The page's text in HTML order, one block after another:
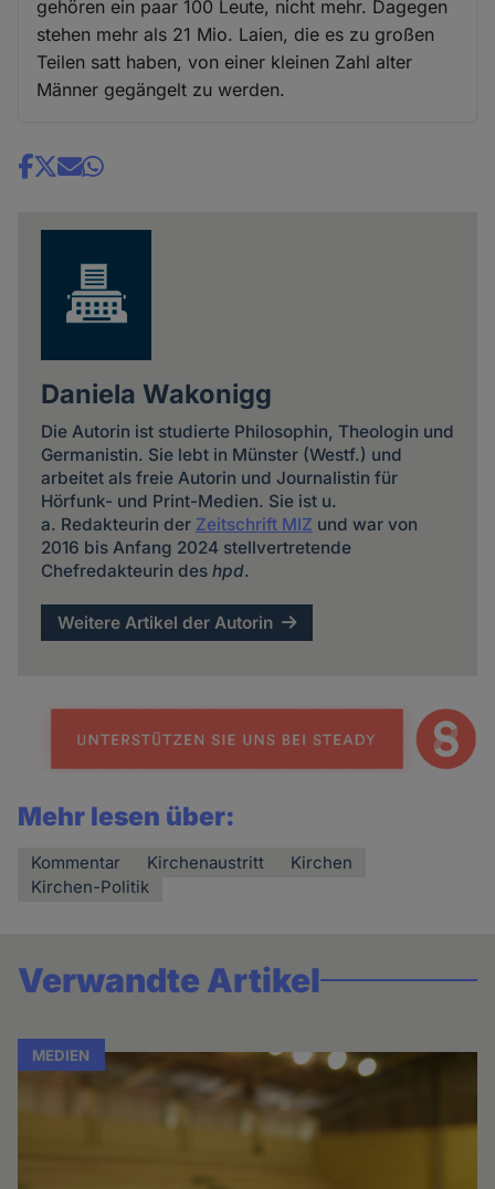
gehören ein paar 100 Leute, nicht mehr. Dagegen
stehen mehr als 21 Mio. Laien, die es zu großen
Teilen satt haben, von einer kleinen Zahl alter
Männer gegängelt zu werden.
Share
Daniela Wakonigg
Die Autorin ist studierte Philosophin, Theologin und
Germanistin. Sie lebt in Münster (Westf.) und
arbeitet als freie Autorin und Journalistin für
Hörfunk- und Print-Medien. Sie ist u.
a. Redakteurin der Zeitschrift MIZ und war von
2016 bis Anfang 2024 stellvertretende
Chefredakteurin des hpd.
Weitere Artikel der Autorin
Mehr lesen über:
Kommentar Kirchenaustritt
Kirchen
Kirchen-Politik
Verwandte Artikel
MEDIEN